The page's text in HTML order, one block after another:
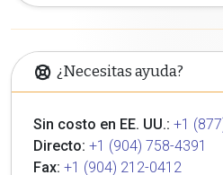
¿Necesitas ayuda?
Sin costo en EE. UU.: +1
Directo: +1 (904) 758-4391
Fax: +1 (904) 212-0412